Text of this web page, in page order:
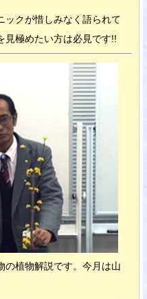
ックが惜しみなく語られて
見極めたい方は必見です!!
の植物解説です。今月は山